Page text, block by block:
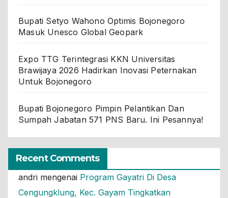
Bupati Setyo Wahono Optimis Bojonegoro
Masuk Unesco Global Geopark
Expo TTG Terintegrasi KKN Universitas
Brawijaya 2026 Hadirkan Inovasi Peternakan
Untuk Bojonegoro
Bupati Bojonegoro Pimpin Pelantikan Dan
Sumpah Jabatan 571 PNS Baru. Ini Pesannya!
Recent Comments
andri mengenai Program Gayatri Di Desa
Cengungklung, Kec. Gayam Tingkatkan